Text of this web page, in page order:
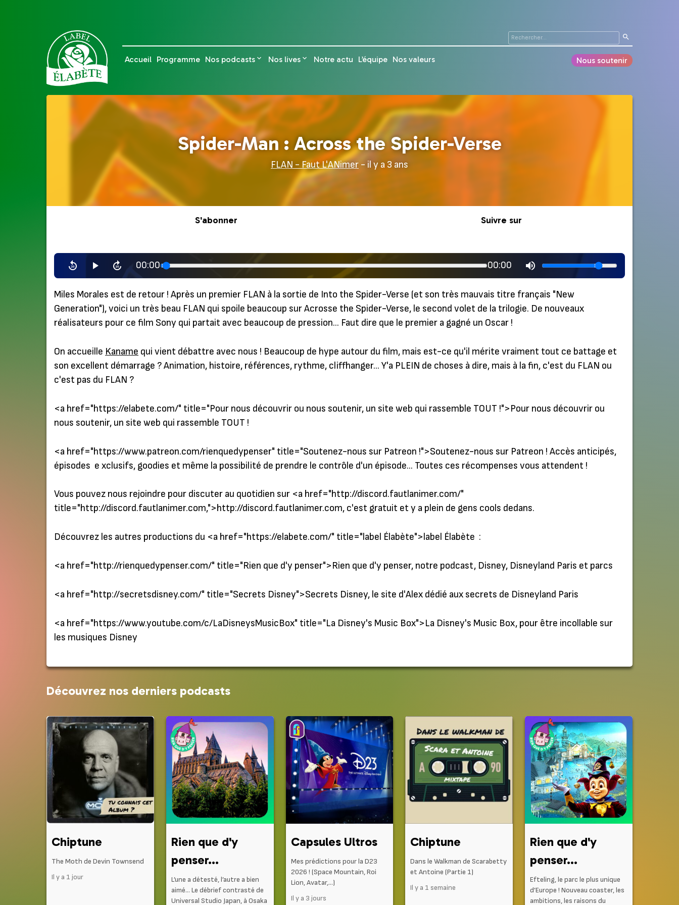
Accueil Programme Nos podcasts Nos lives Notre actu L’équipe Nos valeurs Nous soutenir
Spider-Man : Across the Spider-Verse
FLAN - Faut L'ANimer - il y a 3 ans
S'abonner Suivre sur
00:00 00:00
Miles Morales est de retour ! Après un premier FLAN à la sortie de Into the Spider-Verse (et son très mauvais titre français "New
Generation"), voici un très beau FLAN qui spoile beaucoup sur Acrosse the Spider-Verse, le second volet de la trilogie. De nouveaux
réalisateurs pour ce film Sony qui partait avec beaucoup de pression… Faut dire que le premier a gagné un Oscar !
On accueille Kaname qui vient débattre avec nous ! Beaucoup de hype autour du film, mais est-ce qu'il mérite vraiment tout ce battage et
son excellent démarrage ? Animation, histoire, références, rythme, cliffhanger… Y'a PLEIN de choses à dire, mais à la fin, c'est du FLAN ou
c'est pas du FLAN ?
<a href="https://elabete.com/" title="Pour nous découvrir ou nous soutenir, un site web qui rassemble TOUT !">Pour nous découvrir ou
nous soutenir, un site web qui rassemble TOUT !
<a href="https://www.patreon.com/rienquedypenser" title="Soutenez-nous sur Patreon !">Soutenez-nous sur Patreon ! Accès anticipés,
épisodes e xclusifs, goodies et même la possibilité de prendre le contrôle d'un épisode… Toutes ces récompenses vous attendent !
Vous pouvez nous rejoindre pour discuter au quotidien sur <a href="http://discord.fautlanimer.com/"
title="http://discord.fautlanimer.com,">http://discord.fautlanimer.com, c'est gratuit et y a plein de gens cools dedans.
Découvrez les autres productions du <a href="https://elabete.com/" title="label Élabète">label Élabète :
<a href="http://rienquedypenser.com/" title="Rien que d'y penser">Rien que d'y penser, notre podcast, Disney, Disneyland Paris et parcs
<a href="http://secretsdisney.com/" title="Secrets Disney">Secrets Disney, le site d'Alex dédié aux secrets de Disneyland Paris
<a href="https://www.youtube.com/c/LaDisneysMusicBox" title="La Disney's Music Box">La Disney's Music Box, pour être incollable sur
les musiques Disney
Découvrez nos derniers podcasts
Chiptune
The Moth de Devin Townsend
Il y a 1 jour
Rien que d'y
penser...
L’une a détesté, l’autre a bien
aimé… Le débrief contrasté de
Universal Studio Japan, à Osaka
Capsules Ultros
Mes prédictions pour la D23
2026 ! (Space Mountain, Roi
Lion, Avatar,…)
Il y a 3 jours
Chiptune
Dans le Walkman de Scarabetty
et Antoine (Partie 1)
Il y a 1 semaine
Rien que d'y
penser...
Efteling, le parc le plus unique
d’Europe ! Nouveau coaster, les
ambitions, les raisons du